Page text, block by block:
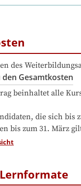
des
Gesamtkosten
beinhaltet alle
die sich bis
bis zum 31. März